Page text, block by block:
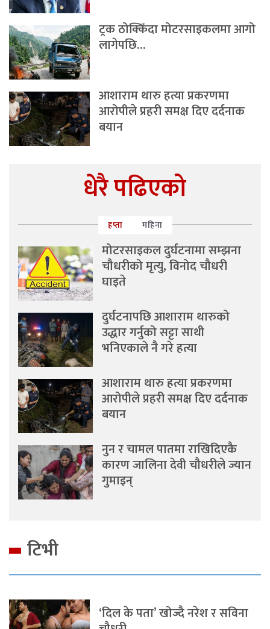
ट्रक ठोक्किँदा मोटरसाइकलमा आगो
लागेपछि…
आशाराम थारु हत्या प्रकरणमा
आरोपीले प्रहरी समक्ष दिए दर्दनाक
बयान
धेरै पढिएको
हप्ता महिना
मोटरसाइकल दुर्घटनामा सम्झना
चौधरीको मृत्यु, विनोद चौधरी
घाइते
दुर्घटनापछि आशाराम थारुको
उद्धार गर्नुको सट्टा साथी
भनिएकाले नै गरे हत्या
आशाराम थारु हत्या प्रकरणमा
आरोपीले प्रहरी समक्ष दिए दर्दनाक
बयान
नुन र चामल पातमा राखिदिएकै
कारण जालिना देवी चौधरीले ज्यान
गुमाइन्
टिभी
‘दिल के पता’ खोज्दै नरेश र सविना